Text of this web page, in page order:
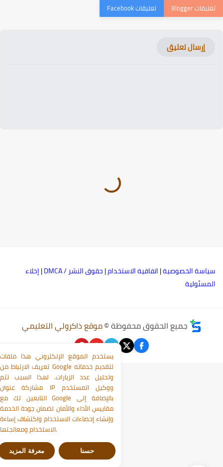
إرسال تعليق
الخصوصية|اتفاقية الاستخدام|حقوق النشر / DMCA |إخلاء
جميع الحقوق محفوظة ©موقع ذاكرولي التعليمي
يستخدم الموقع الإلكتروني هذا ملفات
تعريف الارتباط من Google لتقديم خدماته
وتحليل عدد الزيارات. لهذا السبب تتم
مشاركة عنوان IP ووكيل المستخدم
التابعين لك مع Google بالإضافة إلى
مقاييس الأداء والأمان لضمان جودة الخدمة
وإنشاء إحصاءات الاستخدام واكتشاف إساءة
معرفة المزيد حسنا